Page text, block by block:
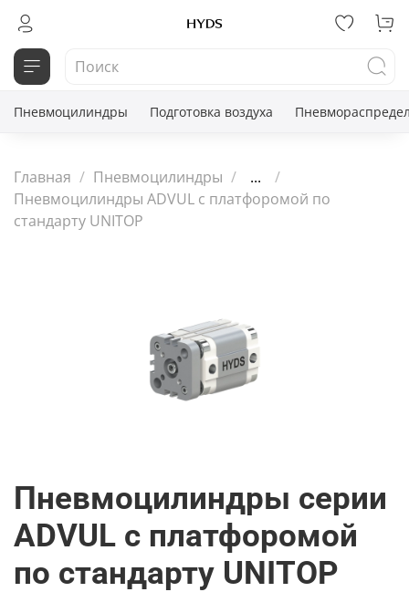
Пневмоцилиндры Подготовка воздуха
Главная Пневмоцилиндры
...
Пневмоцилиндры ADVUL с платфоромой по
стандарту UNITOP
Пневмоцилиндры серии
ADVUL с платфоромой
по стандарту UNITOP